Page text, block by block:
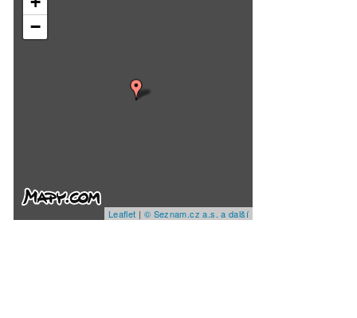
−
Leaflet | © Seznam.cz a.s. a další